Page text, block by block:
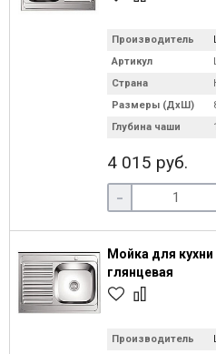
Производитель
Артикул
Страна
Размеры (ДхШ)
Глубина чаши
4 015 руб.
-
Мойка для
глянцевая
Производитель